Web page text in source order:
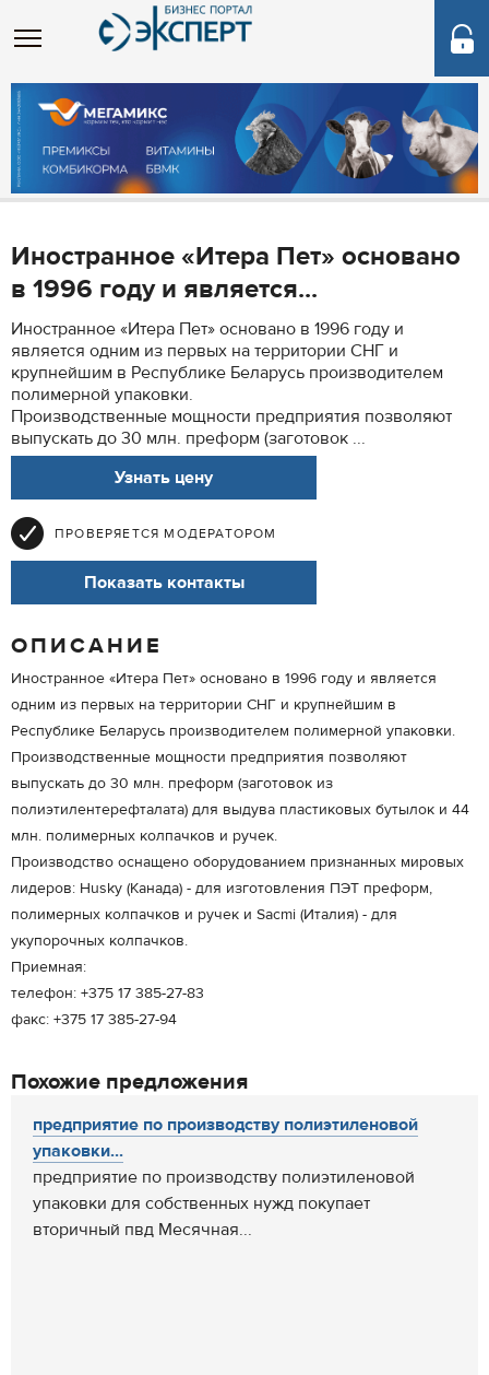
Иностранное «Итера Пет» основано
в 1996 году и является...
Иностранное «Итера Пет» основано в 1996 году и
является одним из первых на территории СНГ и
крупнейшим в Республике Беларусь производителем
полимерной упаковки.
Производственные мощности предприятия позволяют
выпускать до 30 млн. преформ (заготовок ...
Узнать цену
ПРОВЕРЯЕТСЯ МОДЕРАТОРОМ
Показать контакты
ОПИСАНИЕ
Иностранное «Итера Пет» основано в 1996 году и является
одним из первых на территории СНГ и крупнейшим в
Республике Беларусь производителем полимерной упаковки.
Производственные мощности предприятия позволяют
выпускать до 30 млн. преформ (заготовок из
полиэтилентерефталата) для выдува пластиковых бутылок и 44
млн. полимерных колпачков и ручек.
Производство оснащено оборудованием признанных мировых
лидеров: Husky (Канада) - для изготовления ПЭТ преформ,
полимерных колпачков и ручек и Sacmi (Италия) - для
укупорочных колпачков.
Приемная:
телефон: +375 17 385-27-83
факс: +375 17 385-27-94
Похожие предложения
предприятие по производству полиэтиленовой
упаковки...
предприятие по производству полиэтиленовой
упаковки для собственных нужд покупает
вторичный пвд Месячная...